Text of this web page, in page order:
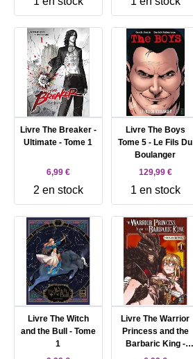
Livre The Breaker -
Ultimate - Tome 1
6,99 €
2 en stock
Livre The Boys
Tome 5 - Le Fils Du
Boulanger
129,99 €
1 en stock
Livre The Witch
and the Bull - Tome
1
Livre The Warrior
Princess and the
Barbaric King -
Tome 1